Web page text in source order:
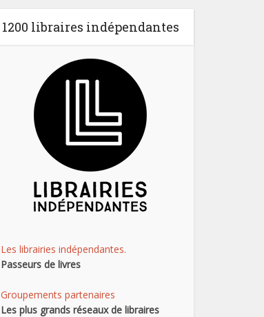
1200 libraires indépendantes
Les librairies indépendantes.
Passeurs de livres
Groupements partenaires
Les plus grands réseaux de libraires